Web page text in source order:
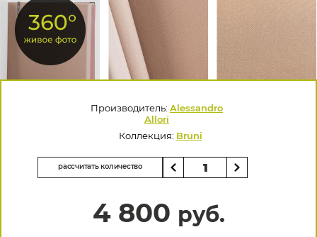
Производитель: Alessandro
Allori
Коллекция: Bruni
рассчитать количество
4 800 руб.